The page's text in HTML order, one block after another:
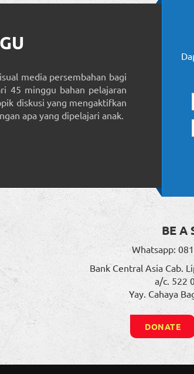
media persembahan bagi
45 minggu bahan pelajaran
diskusi yang mengaktifkan
apa yang dipelajari anak.
BE A
Whatsapp:
Bank Central Asia Cab.
a/c. 522
Yay. Cahaya
DONATE